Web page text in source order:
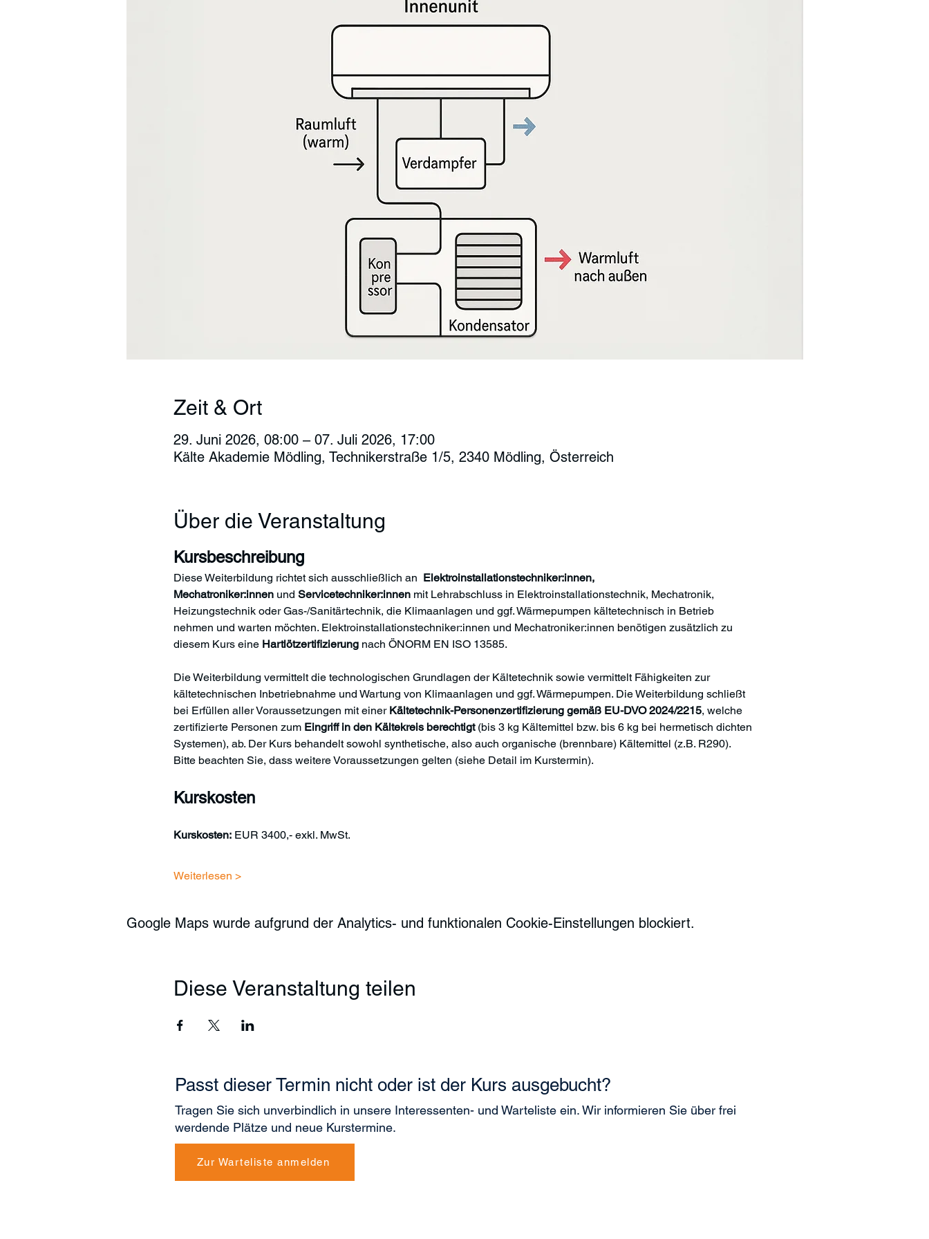
Zeit & Ort
29. Juni 2026, 08:00 – 07. Juli 2026, 17:00
Kälte Akademie Mödling, Technikerstraße 1/5, 2340 Mödling, Österreich
Über die Veranstaltung
Kursbeschreibung
Diese Weiterbildung richtet sich ausschließlich an Elektroinstallationstechniker:innen,
Mechatroniker:innen und Servicetechniker:innen mit Lehrabschluss in Elektroinstallationstechnik, Mechatronik,
Heizungstechnik oder Gas-/Sanitärtechnik, die Klimaanlagen und ggf. Wärmepumpen kältetechnisch in Betrieb
nehmen und warten möchten. Elektroinstallationstechniker:innen und Mechatroniker:innen benötigen zusätzlich zu
diesem Kurs eine Hartlötzertifizierung nach ÖNORM EN ISO 13585.
Die Weiterbildung vermittelt die technologischen Grundlagen der Kältetechnik sowie vermittelt Fähigkeiten zur
kältetechnischen Inbetriebnahme und Wartung von Klimaanlagen und ggf. Wärmepumpen. Die Weiterbildung schließt
bei Erfüllen aller Voraussetzungen mit einer Kältetechnik-Personenzertifizierung gemäß EU-DVO 2024/2215, welche
zertifizierte Personen zum Eingriff in den Kältekreis berechtigt (bis 3 kg Kältemittel bzw. bis 6 kg bei hermetisch dichten
Systemen), ab. Der Kurs behandelt sowohl synthetische, also auch organische (brennbare) Kältemittel (z.B. R290).
Bitte beachten Sie, dass weitere Voraussetzungen gelten (siehe Detail im Kurstermin).
Kurskosten
Kurskosten: EUR 3400,- exkl. MwSt.
Weiterlesen >
Google Maps wurde aufgrund der Analytics- und funktionalen Cookie-Einstellungen blockiert.
Diese Veranstaltung teilen
Passt dieser Termin nicht oder ist der Kurs ausgebucht?
Tragen Sie sich unverbindlich in unsere Interessenten- und Warteliste ein. Wir informieren Sie über frei
werdende Plätze und neue Kurstermine.
Zur Warteliste anmelden